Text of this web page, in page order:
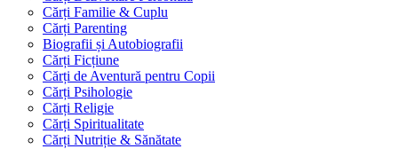
Cărți Familie & Cuplu
Cărți Parenting
Biografii și Autobiografii
Cărți Ficțiune
Cărți de Aventură pentru Copii
Cărți Psihologie
Cărți Religie
Cărți Spiritualitate
Cărți Nutriție & Sănătate